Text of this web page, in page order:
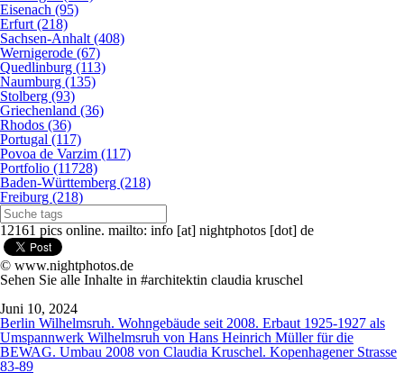
Eisenach (95)
Erfurt (218)
Sachsen-Anhalt (408)
Wernigerode (67)
Quedlinburg (113)
Naumburg (135)
Stolberg (93)
Griechenland (36)
Rhodos (36)
Portugal (117)
Povoa de Varzim (117)
Portfolio (11728)
Baden-Württemberg (218)
Freiburg (218)
12161 pics online. mailto: info [at] nightphotos [dot] de
© www.nightphotos.de
Sehen Sie alle Inhalte in #architektin claudia kruschel
Juni 10, 2024
Berlin Wilhelmsruh. Wohngebäude seit 2008. Erbaut 1925-1927 als
Umspannwerk Wilhelmsruh von Hans Heinrich Müller für die
BEWAG. Umbau 2008 von Claudia Kruschel. Kopenhagener Strasse
83-89